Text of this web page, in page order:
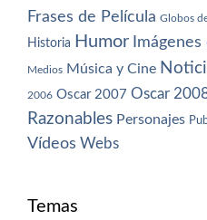
Frases de Película Globos
Historia Humor
Medios Música y Cine
2006 Oscar 2007 Oscar
Razonables Personajes
Vídeos Webs
Temas